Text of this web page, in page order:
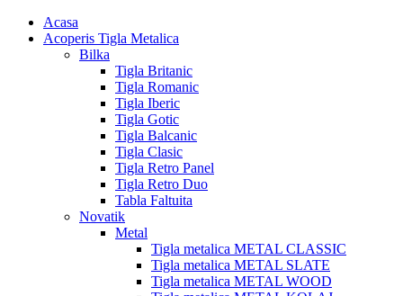
Acasa
Acoperis Tigla Metalica
Bilka
Tigla Britanic
Tigla Romanic
Tigla Iberic
Tigla Gotic
Tigla Balcanic
Tigla Clasic
Tigla Retro Panel
Tigla Retro Duo
Tabla Faltuita
Novatik
Metal
Tigla metalica METAL CLASSIC
Tigla metalica METAL SLATE
Tigla metalica METAL WOOD